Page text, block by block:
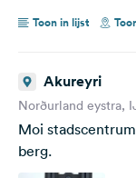
Toon in lijst
Akureyri
Norðurland eystra,
Moi
berg.